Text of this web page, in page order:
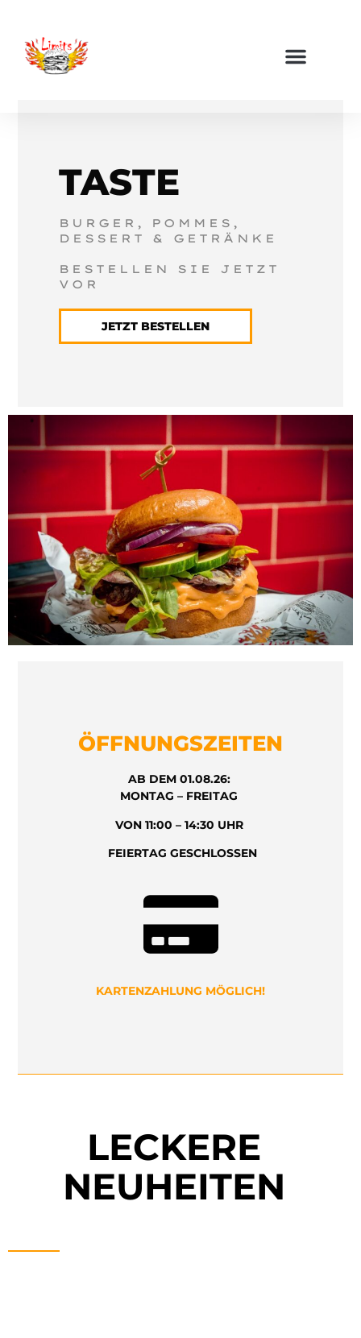
TASTE
BURGER, POMMES,
DESSERT & GETRÄNKE
BESTELLEN SIE JETZT
VOR
JETZT BESTELLEN
ÖFFNUNGSZEITEN
AB DEM 01.08.26:
MONTAG – FREITAG
VON 11:00 – 14:30 UHR
FEIERTAG GESCHLOSSEN
KARTENZAHLUNG MÖGLICH!
LECKERE
NEUHEITEN